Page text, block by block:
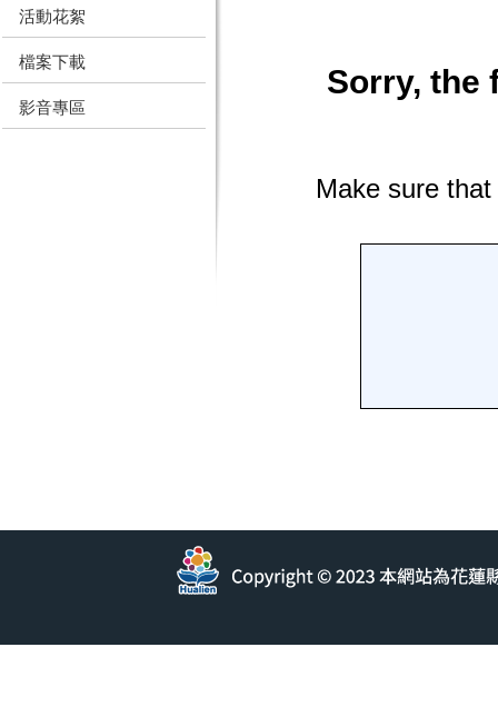
活動花絮
檔案下載
影音專區